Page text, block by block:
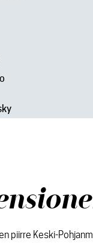
piirre Keski-